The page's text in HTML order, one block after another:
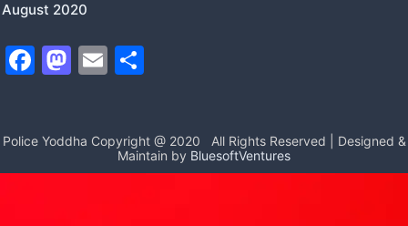
August 2020
F
e
b
M
o
d
E
l
e
Police Yoddha Copyright @ 2020
All Rights Reserved | Designed &
Maintain by BluesoftVentures